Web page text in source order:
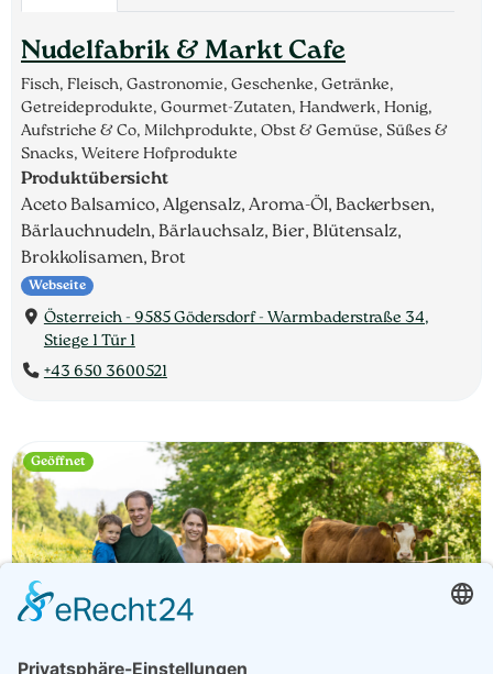
Nudelfabrik & Markt Cafe
Fisch, Fleisch, Gastronomie, Geschenke, Getränke,
Getreideprodukte, Gourmet-Zutaten, Handwerk, Honig,
Aufstriche & Co, Milchprodukte, Obst & Gemüse, Süßes &
Snacks, Weitere Hofprodukte
Produktübersicht
Aceto Balsamico, Algensalz, Aroma-Öl, Backerbsen,
Bärlauchnudeln, Bärlauchsalz, Bier, Blütensalz,
Brokkolisamen, Brot
Webseite
Österreich - 9585 Gödersdorf - Warmbaderstraße 34,
Stiege 1 Tür 1
+43 650 3600521
Geöffnet